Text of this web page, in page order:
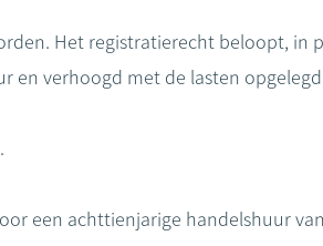
Het registratierecht beloopt, in
en verhoogd met de lasten
.
een achttienjarige handelshuur